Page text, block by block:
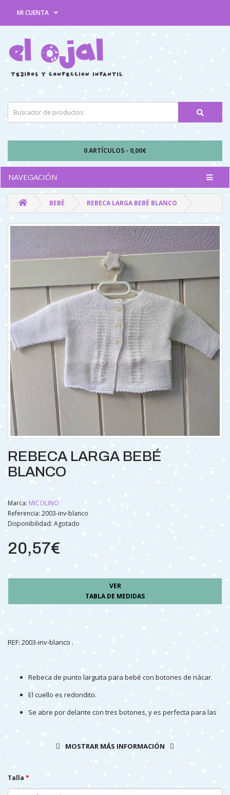
MI CUENTA
0 ARTÍCULOS - 0,00€
NAVEGACIÓN
BEBÉ REBECA LARGA BEBÉ BLANCO
REBECA LARGA BEBÉ
BLANCO
Marca: MICOLINO
Referencia: 2003-inv-blanco
Disponibilidad: Agotado
20,57€
VER
TABLA DE MEDIDAS
REF: 2003-inv-blanco .
Rebeca de punto larguita para bebé con botones de nácar.
El cuello es redondito.
Se abre por delante con tres botones, y es perfecta para las
primeras fechas de otoño.
Confeccionada en tejido acrílico muy suave y abrigada
MOSTRAR MÁS INFORMACIÓN
Talla